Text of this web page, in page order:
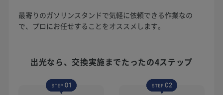
最寄りのガソリンスタンドで気軽に依頼できる作業なの
で、プロにお任せすることをオススメします。
出光なら、交換実施までたったの4ステップ